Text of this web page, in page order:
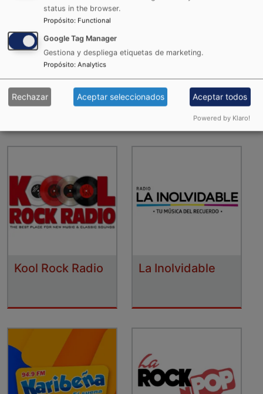
Jireh Radio
Internacional
JVM la Estación
Kool Rock Radio La Inolvidable
status in the browser.
Propósito: Functional
Google Tag Manager
Gestiona y despliega etiquetas de marketing.
Propósito: Analytics
Rechazar Aceptar seleccionados Aceptar todos
Powered by Klaro!